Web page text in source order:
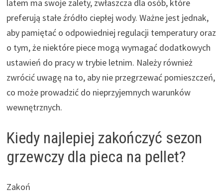
latem ma swoje zalety, zwłaszcza dla osób, które
preferują stałe źródło ciepłej wody. Ważne jest jednak,
aby pamiętać o odpowiedniej regulacji temperatury oraz
o tym, że niektóre piece mogą wymagać dodatkowych
ustawień do pracy w trybie letnim. Należy również
zwrócić uwagę na to, aby nie przegrzewać pomieszczeń,
co może prowadzić do nieprzyjemnych warunków
wewnętrznych.
Kiedy najlepiej zakończyć sezon
grzewczy dla pieca na pellet?
Zakoń